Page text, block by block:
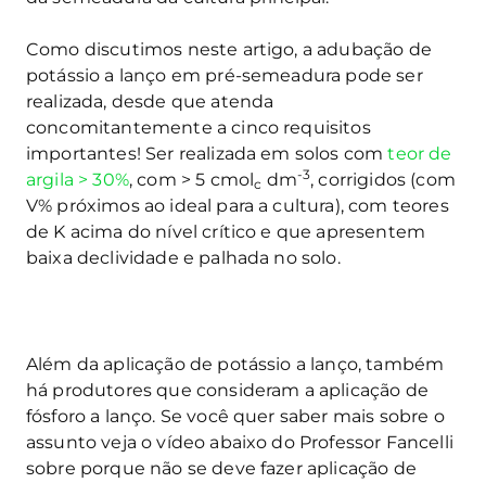
Como discutimos neste artigo, a adubação de
potássio a lanço em pré-semeadura pode ser
realizada, desde que atenda
concomitantemente a cinco requisitos
importantes! Ser realizada em solos comteor de
argila > 30%, com > 5 cmolc dm-3, corrigidos (com
V% próximos ao ideal para a cultura), com teores
de K acima do nível crítico e que apresentem
baixa declividade e palhada no solo.
Além da aplicação de potássio a lanço, também
há produtores que consideram a aplicação de
fósforo a lanço. Se você quer saber mais sobre o
assunto veja o vídeo abaixo do Professor Fancelli
sobre porque não se deve fazer aplicação de